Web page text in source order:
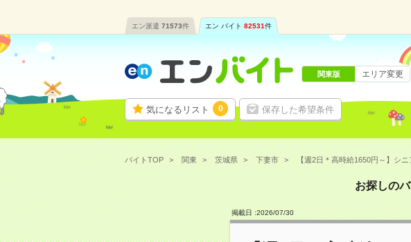
エン派遣 71573件 エン バイト 82531件
気になるリスト 0 保存した希望条件
関東版 エリア変更
バイトTOP 関東 茨城県 下妻市 【週2日＊高時給1650円～】シ
お探しの
掲載日 :2026/07/30